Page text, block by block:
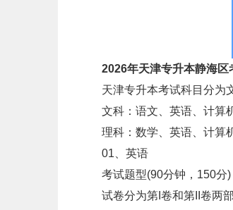
2026年天津专升本静海区
天津专升本考试科目分为文
文科：语文、英语、计算
理科：数学、英语、计算
01、英语
考试题型(90分钟，150分)
试卷分为第I卷和第II卷两部